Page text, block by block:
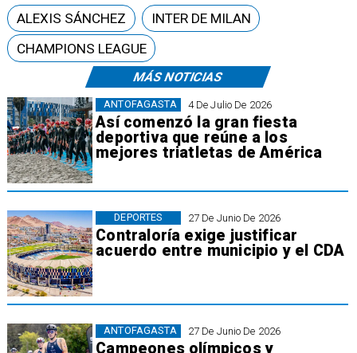
MÁS NOTICIAS
4 De Julio De 2026
Así comenzó la gran fiesta
deportiva que reúne a los
mejores triatletas de América
ANTOFAGASTA
27 De Junio De 2026
Contraloría exige justificar
acuerdo entre municipio y el CDA
DEPORTES
27 De Junio De 2026
Campeones olímpicos y
ANTOFAGASTA
ALEXIS SÁNCHEZ
INTER DE MILAN
CHAMPIONS LEAGUE